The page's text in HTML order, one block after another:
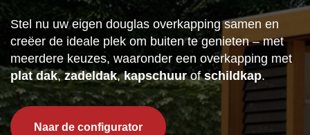
Stel nu uw eigen douglas overkapping samen en
creëer de ideale plek om buiten te genieten – met
meerdere keuzes, waaronder een overkapping met
plat dak,zadeldak,kapschuurofschildkap.
Naar de configurator